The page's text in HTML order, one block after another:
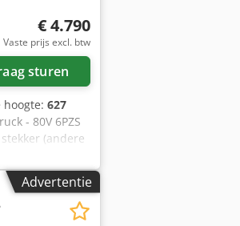
Vraag meer foto's aan
€ 4.790
Vaste prijs excl. btw
sturen
hoogte: 627
- 80V 6PZS
(andere
wordt
Breedte
Toyota
neem
Advertentie